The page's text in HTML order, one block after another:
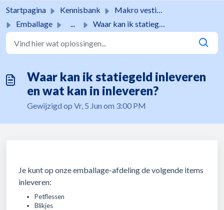
Startpagina Kennisbank
Makro vestigingen
Emballage
... Waar kan ik statiegeld inleveren en wat kan in inleveren?
Waar kan ik statiegeld inleveren
en wat kan in inleveren?
Gewijzigd op Vr, 5 Jun om 3:00 PM
Je kunt op onze emballage-afdeling de volgende items
inleveren:
Petflessen
Blikjes